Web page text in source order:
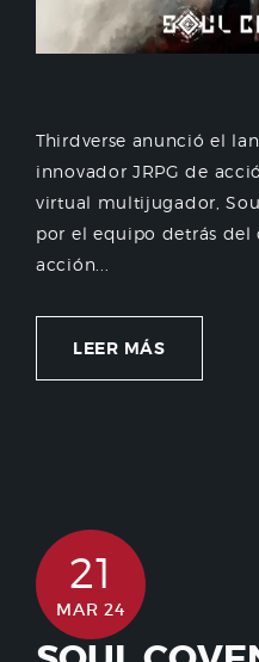
Thirdverse anunció el
innovador JRPG de
virtual multijugador,
por el equipo detrás
acción...
LEER MÁS
21
MAR 24